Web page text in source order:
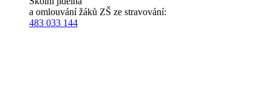
a omlouvání žáků ZŠ ze stravování:
483 033 144